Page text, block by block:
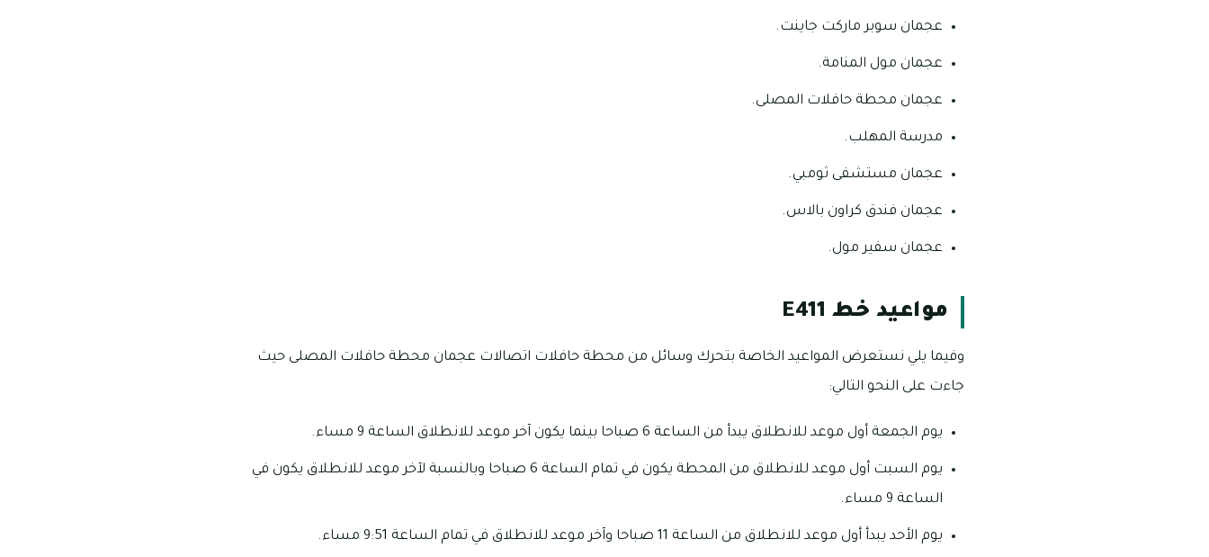
عجمان سوبر ماركت جاينت.
عجمان مول المنامة.
عجمان محطة حافلات المصلى.
مدرسة المهلب.
عجمان مستشفى ثومبي.
عجمان فندق كراون بالاس.
عجمان سفير مول.
مواعيد خط E411
وفيما يلي نستعرض المواعيد الخاصة بتحرك وسائل من محطة حافلات اتصالات عجمان محطة حافلات المصلى حيث
جاءت على النحو التالي:
يوم الجمعة أول موعد للانطلاق يبدأ من الساعة 6 صباحا بينما يكون آخر موعد للانطلاق الساعة 9 مساء.
يوم السبت أول موعد للانطلاق من المحطة يكون في تمام الساعة 6 صباحا وبالنسبة لآخر موعد للانطلاق يكون في
الساعة 9 مساء.
يوم الأحد يبدأ أول موعد للانطلاق من الساعة 11 صباحا وآخر موعد للانطلاق في تمام الساعة 9:51 مساء.